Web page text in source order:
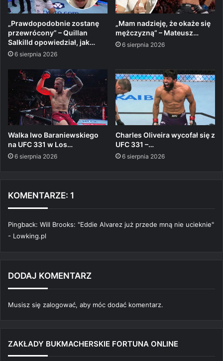
„Prawdopodobnie zostanę
przewrócony” – Quillan
Salkilld opowiedział, jak…
6 sierpnia 2026
„Mam nadzieję, że okaże się
mężczyzną” – Mateusz…
6 sierpnia 2026
Walka Iwo Baraniewskiego
na UFC 331 w Los…
6 sierpnia 2026
Charles Oliveira wycofał się z
UFC 331 –…
6 sierpnia 2026
KOMENTARZE: 1
Pingback: Will Brooks: "Eddie Alvarez już przede mną nie ucieknie"
- Lowking.pl
DODAJ KOMENTARZ
Musisz się zalogować, aby móc dodać komentarz.
ZAKŁADY BUKMACHERSKIE FORTUNA ONLINE